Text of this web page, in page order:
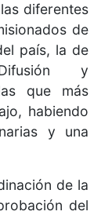
diferentes
de
país, la de
y
que más
habiendo
y una
de la
del